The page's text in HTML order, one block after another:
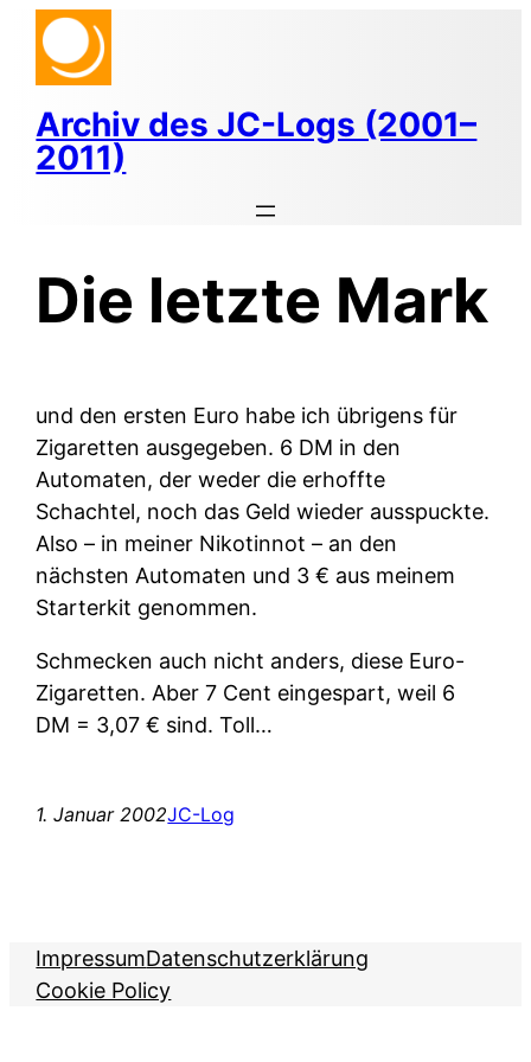
Zum
Inhalt
springen
Archiv des JC-Logs (2001–
2011)
Die letzte Mark
und den ersten Euro habe ich übrigens für
Zigaretten ausgegeben. 6 DM in den
Automaten, der weder die erhoffte
Schachtel, noch das Geld wieder ausspuckte.
Also – in meiner Nikotinnot – an den
nächsten Automaten und 3 € aus meinem
Starterkit genommen.
Schmecken auch nicht anders, diese Euro-
Zigaretten. Aber 7 Cent eingespart, weil 6
DM = 3,07 € sind. Toll…
1. Januar 2002JC-Log
ImpressumDatenschutzerklärung
Cookie Policy